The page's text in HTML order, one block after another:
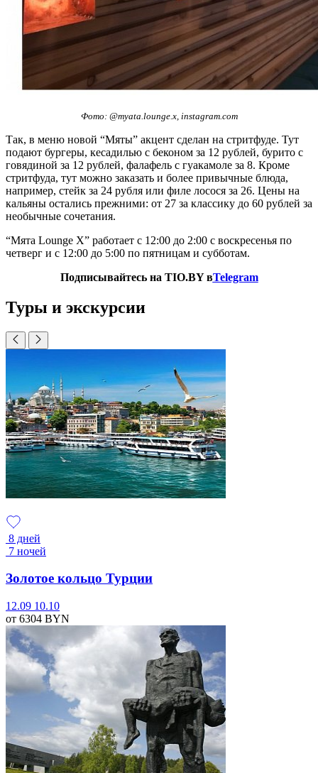
Фото: @myata.lounge.x, instagram.com
Так, в меню новой “Мяты” акцент сделан на стритфуде. Тут
подают бургеры, кесадилью с беконом за 12 рублей, бурито с
говядиной за 12 рублей, фалафель с гуакамоле за 8. Кроме
стритфуда, тут можно заказать и более привычные блюда,
например, стейк за 24 рубля или филе лосося за 26. Цены на
кальяны остались прежними: от 27 за классику до 60 рублей за
необычные сочетания.
“Мята Lounge X” работает с 12:00 до 2:00 с воскресенья по
четверг и с 12:00 до 5:00 по пятницам и субботам.
Подписывайтесь на TIO.BY вTelegram
Туры и экскурсии
8 дней
7 ночей
Золотое кольцо Турции
12.09 10.10
от 6304 BYN